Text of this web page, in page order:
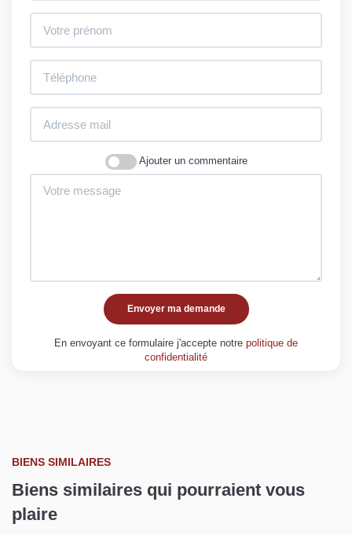
Ajouter un commentaire
Envoyer ma demande
En envoyant ce formulaire j'accepte notre politique de
confidentialité
BIENS SIMILAIRES
Biens similaires qui pourraient vous
plaire